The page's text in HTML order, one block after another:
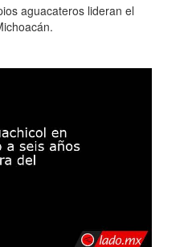
aguacateros lideran el